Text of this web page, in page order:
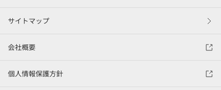
サイトマップ
会社概要
個人情報保護方針